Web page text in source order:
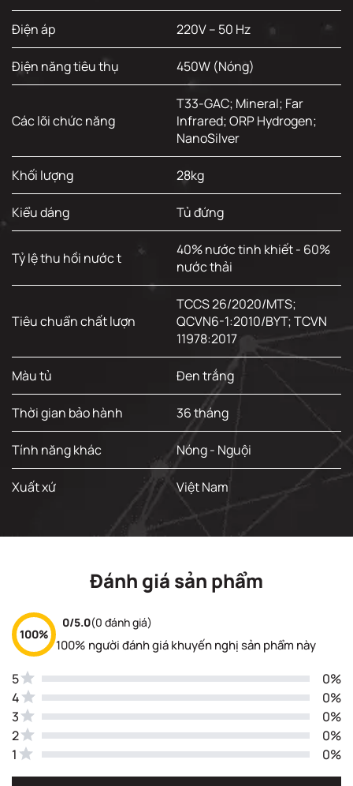
Điện áp 220V – 50 Hz
Điện năng tiêu thụ 450W (Nóng)
Các lõi chức năng
T33-GAC; Mineral; Far
Infrared; ORP Hydrogen;
NanoSilver
Khối lượng 28kg
Kiểu dáng Tủ đứng
Tỷ lệ thu hồi nước t
40% nước tinh khiết - 60%
nước thải
Tiêu chuẩn chất lượn
TCCS 26/2020/MTS;
QCVN6-1:2010/BYT; TCVN
11978:2017
Màu tủ Đen trắng
Thời gian bảo hành 36 tháng
Tính năng khác Nóng - Nguội
Xuất xứ Việt Nam
Đánh giá sản phẩm
100%
0/5.0(0 đánh giá)
100% người đánh giá khuyến nghị sản phẩm này
5
0%
4
0%
3
0%
2
0%
1
0%